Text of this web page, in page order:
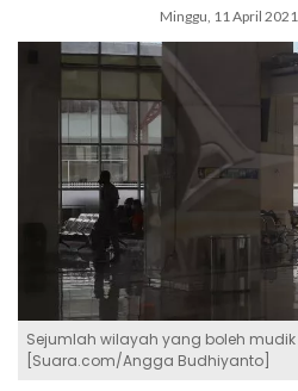
Minggu, 11 April
Sejumlah wilayah yang boleh
[Suara.com/Angga Budhiyanto]